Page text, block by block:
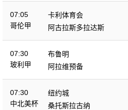
07:05
哥伦甲
卡利体育会
阿古拉斯多拉达斯
07:30
玻利甲
布鲁明
阿拉维预备
07:30
中北美杯
纽约城
桑托斯拉古纳